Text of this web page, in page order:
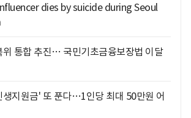
dies by suicide during Seoul
위 통합 추진… 국민기초금융보장법 이달
생지원금' 또 푼다…1인당 최대 50만원 어